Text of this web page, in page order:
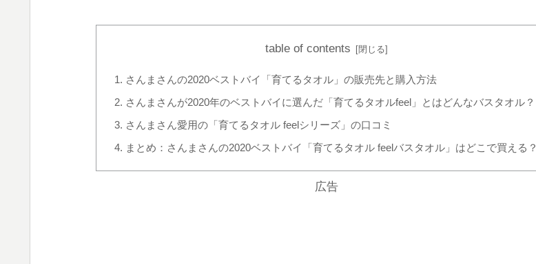
table of contents
さんまさんの2020ベストバイ「育てるタオル」の販売先と購入方法
さんまさんが2020年のベストバイに選んだ「育てるタオルfeel」とはどんなバスタオル？
さんまさん愛用の「育てるタオル feelシリーズ」の口コミ
まとめ：さんまさんの2020ベストバイ「育てるタオル feelバスタオル」はどこで買える？
広告